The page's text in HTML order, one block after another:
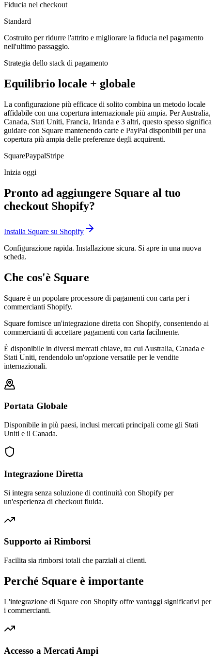
Fiducia nel checkout
Standard
Costruito per ridurre l'attrito e migliorare la fiducia nel pagamento
nell'ultimo passaggio.
Strategia dello stack di pagamento
Equilibrio locale + globale
La configurazione più efficace di solito combina un metodo locale
affidabile con una copertura internazionale più ampia. Per Australia,
Canada, Stati Uniti, Francia, Irlanda e 3 altri, questo spesso significa
guidare con Square mantenendo carte e PayPal disponibili per una
copertura più ampia delle preferenze degli acquirenti.
SquarePaypalStripe
Inizia oggi
Pronto ad aggiungere Square al tuo
checkout Shopify?
Installa Square su Shopify
Configurazione rapida. Installazione sicura. Si apre in una nuova
scheda.
Che cos'è Square
Square è un popolare processore di pagamenti con carta per i
commercianti Shopify.
Square fornisce un'integrazione diretta con Shopify, consentendo ai
commercianti di accettare pagamenti con carta facilmente.
È disponibile in diversi mercati chiave, tra cui Australia, Canada e
Stati Uniti, rendendolo un'opzione versatile per le vendite
internazionali.
Portata Globale
Disponibile in più paesi, inclusi mercati principali come gli Stati
Uniti e il Canada.
Integrazione Diretta
Si integra senza soluzione di continuità con Shopify per
un'esperienza di checkout fluida.
Supporto ai Rimborsi
Facilita sia rimborsi totali che parziali ai clienti.
Perché Square è importante
L'integrazione di Square con Shopify offre vantaggi significativi per
i commercianti.
Accesso a Mercati Ampi